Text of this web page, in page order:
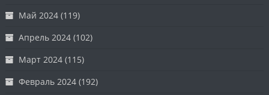
Май 2024 (119)
Апрель 2024 (102)
Март 2024 (115)
Февраль 2024 (192)